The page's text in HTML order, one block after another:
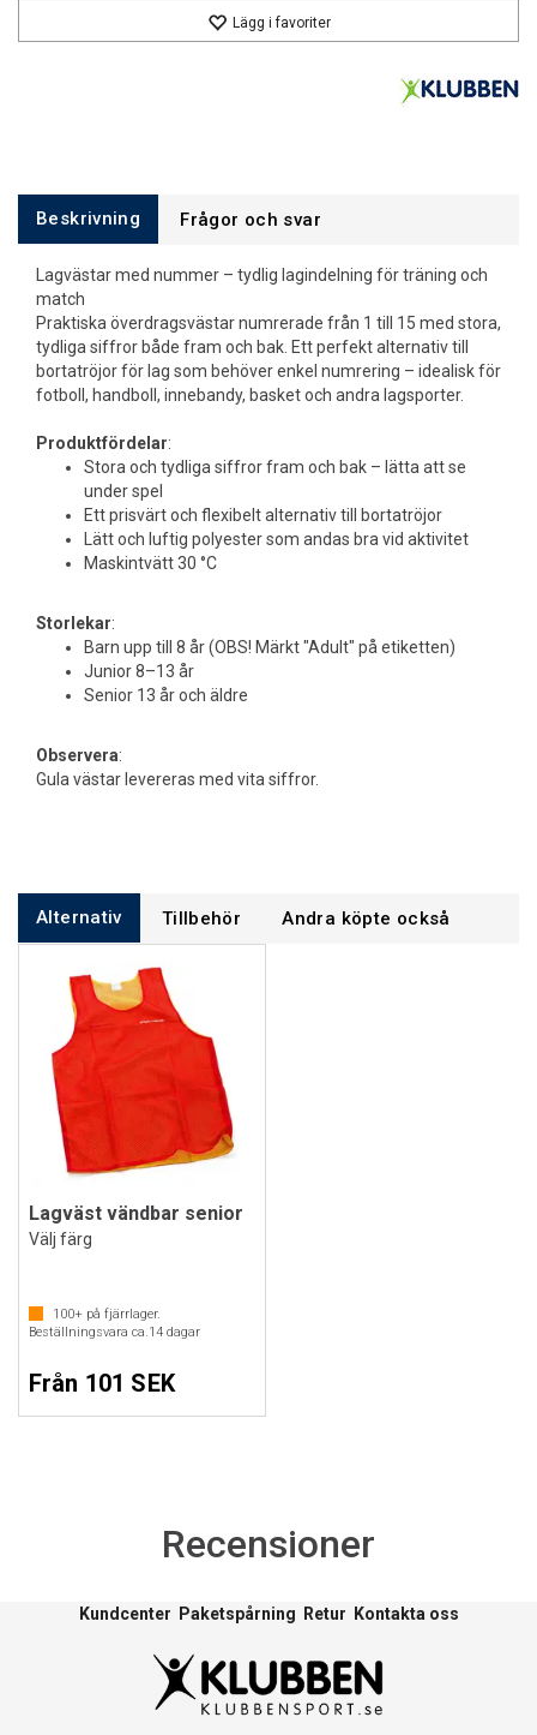
Lägg i favoriter
Beskrivning Frågor och svar
Lagvästar med nummer – tydlig lagindelning för träning och
match
Praktiska överdragsvästar numrerade från 1 till 15 med stora,
tydliga siffror både fram och bak. Ett perfekt alternativ till
bortatröjor för lag som behöver enkel numrering – idealisk för
fotboll, handboll, innebandy, basket och andra lagsporter.
Produktfördelar:
Stora och tydliga siffror fram och bak – lätta att se
under spel
Ett prisvärt och flexibelt alternativ till bortatröjor
Lätt och luftig polyester som andas bra vid aktivitet
Maskintvätt 30 °C
Storlekar:
Barn upp till 8 år (OBS! Märkt "Adult" på etiketten)
Junior 8–13 år
Senior 13 år och äldre
Observera:
Gula västar levereras med vita siffror.
Alternativ Tillbehör Andra köpte också
Lagväst vändbar senior
Välj färg
100+ på fjärrlager.
Beställningsvara ca.14 dagar
Från 101 SEK
Recensioner
Kundcenter Paketspårning Retur Kontakta oss